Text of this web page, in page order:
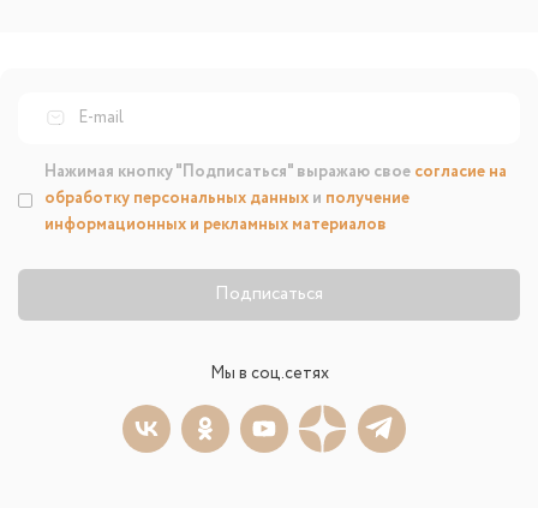
Подписаться
Нажимая кнопку "Подписаться" выражаю свое согласие на
обработку персональных данных и получение
информационных и рекламных материалов
Мы в соц.сетях